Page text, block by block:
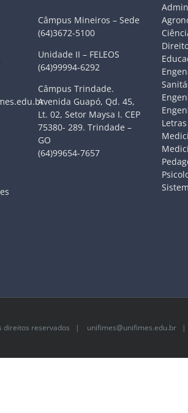
Câmpus Mineiros – Sede
(64)3672-5100
Unidade II – FELEOS
(64)99994-6292
Câmpus Trindade.
Avenida Guapó, Qd. 45,
Lt. 02, Setor Maysa I. CEP
75380- 289. Trindade –
GO
(64)99654-7657
Letras
direitos reservados | unifimes@unifimes.edu.br |